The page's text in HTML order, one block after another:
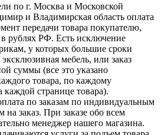
по г. Москва и Московской
и Владимирская область оплата
передачи товара покупателю,
рублях РФ. Есть исключение
у которых большие сроки
мебель, или заказ
суммы (все это указано
товара, по каждому
странице товара).
по заказам по индивидуальным
на заказ. При заказе обо всем
менеджер нашего магазина.